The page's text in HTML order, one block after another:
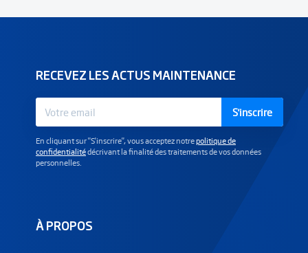
RECEVEZ LES ACTUS MAINTENANCE
S'inscrire
En cliquant sur "S'inscrire", vous acceptez notrepolitique de
confidentialitédécrivant la finalité des traitements de vos données
personnelles.
À PROPOS